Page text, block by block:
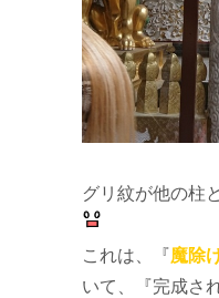
グリ紋が他の柱
これは、『魔除
いて、『完成さ